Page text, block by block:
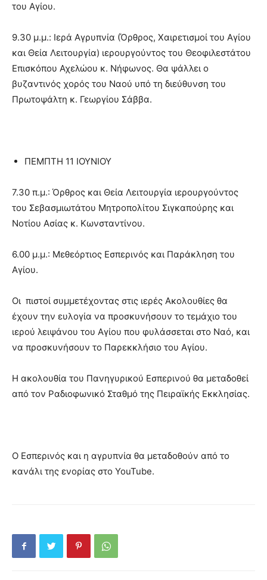
του Αγίου.
9.30 μ.μ.: Ιερά Αγρυπνία (Όρθρος, Χαιρετισμοί του Αγίου
και Θεία Λειτουργία) ιερουργούντος του Θεοφιλεστάτου
Επισκόπου Αχελώου κ. Νήφωνος. Θα ψάλλει ο
βυζαντινός χορός του Ναού υπό τη διεύθυνση του
Πρωτοψάλτη κ. Γεωργίου Σάββα.
ΠΕΜΠΤΗ 11 ΙΟΥΝΙΟΥ
7.30 π.μ.: Όρθρος και Θεία Λειτουργία ιερουργούντος
του Σεβασμιωτάτου Μητροπολίτου Σιγκαπούρης και
Νοτίου Ασίας κ. Κωνσταντίνου.
6.00 μ.μ.: Μεθεόρτιος Εσπερινός και Παράκληση του
Αγίου.
Οι πιστοί συμμετέχοντας στις ιερές Ακολουθίες θα
έχουν την ευλογία να προσκυνήσουν το τεμάχιο του
ιερού λειψάνου του Αγίου που φυλάσσεται στο Ναό, και
να προσκυνήσουν το Παρεκκλήσιο του Αγίου.
Η ακολουθία του Πανηγυρικού Εσπερινού θα μεταδοθεί
από τον Ραδιοφωνικό Σταθμό της Πειραϊκής Εκκλησίας.
Ο Εσπερινός και η αγρυπνία θα μεταδοθούν από το
κανάλι της ενορίας στο YouTube.